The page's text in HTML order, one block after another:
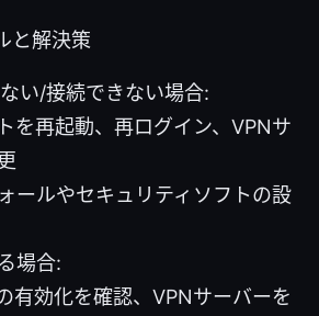
と解決策
い/接続できない場合:
を再起動、再ログイン、VPNサ
ールやセキュリティソフトの設
場合:
有効化を確認、VPNサーバーを